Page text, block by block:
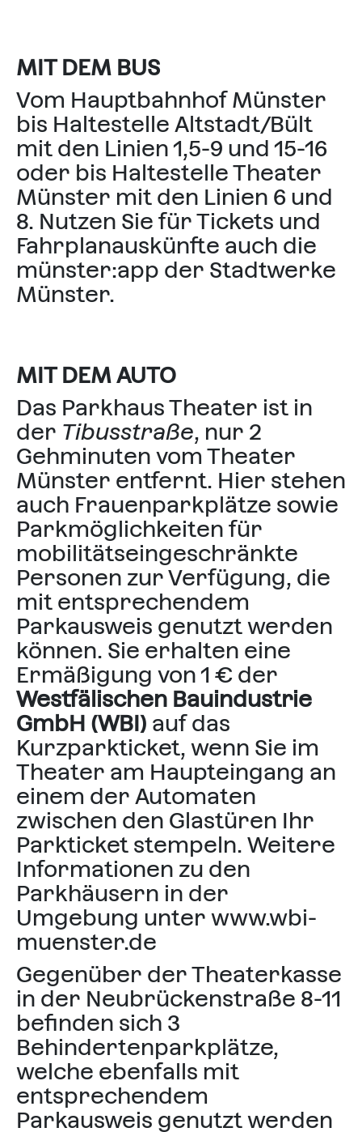
MIT DEM BUS
Vom Hauptbahnhof Münster
bis Haltestelle Altstadt/Bült
mit den Linien 1,5-9 und 15-16
oder bis Haltestelle Theater
Münster mit den Linien 6 und
8. Nutzen Sie für Tickets und
Fahrplanauskünfte auch die
münster:app der Stadtwerke
Münster.
MIT DEM AUTO
Das Parkhaus Theater ist in
der Tibusstraße, nur 2
Gehminuten vom Theater
Münster entfernt. Hier stehen
auch Frauenpark­plätze sowie
Parkmöglichkeiten für
mobilitätseingeschränkte
Personen zur Verfügung, die
mit entsprechendem
Parkausweis genutzt werden
können. Sie erhalten eine
Ermäßigung von 1 € der
Westfälischen Bauindustrie
GmbH (WBI) auf das
Kurzparkticket, wenn Sie im
Theater am Haupteingang an
einem der Automaten
zwischen den Glastüren Ihr
Parkticket stempeln. Weitere
Informationen zu den
Parkhäusern in der
Umgebung unter www.wbi-
muenster.de
Gegenüber der Theaterkasse
in der Neubrückenstraße 8-11
befinden sich 3
Behindertenparkplätze,
welche ebenfalls mit
entsprechendem
Parkausweis genutzt werden